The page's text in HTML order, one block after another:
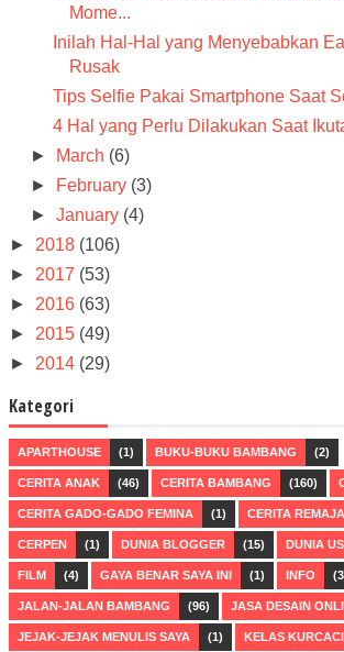
Mome...
Inilah Hal-Hal yang Menyebabkan
Rusak
Tips Selfie Pakai Smartphone Saat
4 Hal yang Perlu Dilakukan Saat
►
March (6)
►
February (3)
►January (4)
► 2018 (106)
► 2017 (53)
► 2016 (63)
► 2015 (49)
► 2014 (29)
Kategori
APARTHOUSE (1) BUKU-BUKU BAMBANG (2)
CERITA ANAK (46) CERITA BAMBANG (160)
CERITA GADO-GADO FEMINA (1) CERITA REMAJA
CERPEN (1) DUNIA BLOGGER (15) DUNIA
FILM (4) GAYA BENAR SAYA INI (1) INFO
JALAN-JALAN BAMBANG (96) JASA DESAIN
JEJAK-JEJAK MENULIS SAYA (1) KELAS